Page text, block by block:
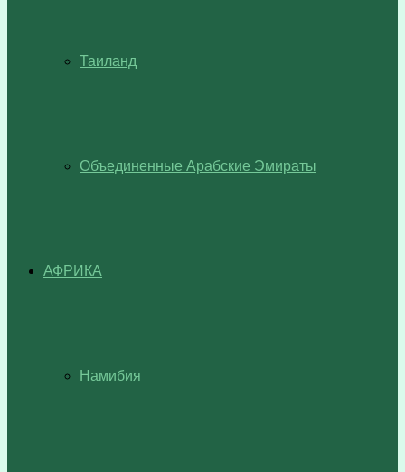
Таиланд
Объединенные Арабские Эмираты
АФРИКА
Намибия